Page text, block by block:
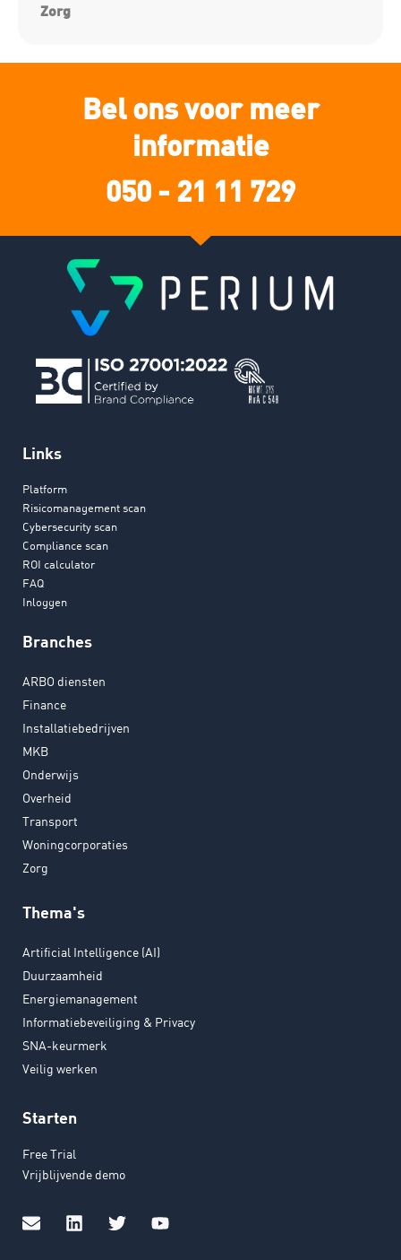
Zorg
Bel ons voor meer
informatie
050 - 21 11 729
Links
Platform
Risicomanagement scan
Cybersecurity scan
Compliance scan
ROI calculator
FAQ
Inloggen
Branches
ARBO diensten
Finance
Installatiebedrijven
MKB
Onderwijs
Overheid
Transport
Woningcorporaties
Zorg
Thema's
Artificial Intelligence (AI)
Duurzaamheid
Energiemanagement
Informatiebeveiliging & Privacy
SNA-keurmerk
Veilig werken
Starten
Free Trial
Vrijblijvende demo